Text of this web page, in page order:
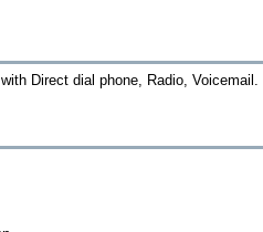
Direct dial phone, Radio,